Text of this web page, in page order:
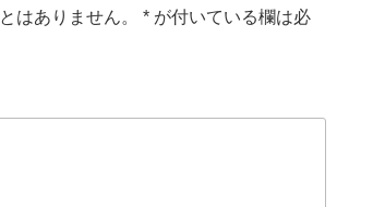
はありません。 * が付いている欄は必